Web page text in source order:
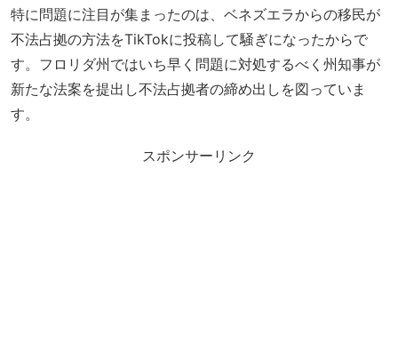
特に問題に注目が集まったのは、ベネズエラからの移民が
不法占拠の方法をTikTokに投稿して騒ぎになったからで
す。フロリダ州ではいち早く問題に対処するべく州知事が
新たな法案を提出し不法占拠者の締め出しを図っていま
す。
スポンサーリンク